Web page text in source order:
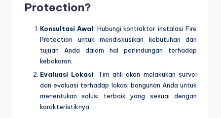
Protection?
Konsultasi Awal: Hubungi kontraktor instalasi Fire
Protection untuk mendiskusikan kebutuhan dan
tujuan Anda dalam hal perlindungan terhadap
kebakaran.
Evaluasi Lokasi: Tim ahli akan melakukan survei
dan evaluasi terhadap lokasi bangunan Anda untuk
menentukan solusi terbaik yang sesuai dengan
karakteristiknya.